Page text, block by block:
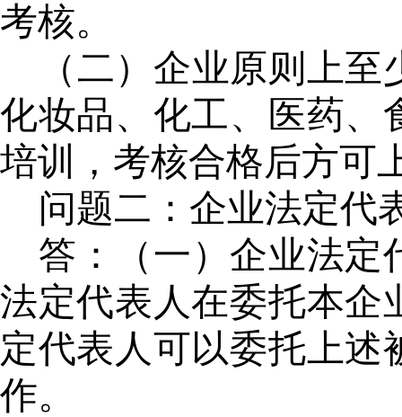
考核。
（二） 企业原则上至
化妆品、化工、医药、
培训，考核合格后方可
问题二：企业法定代
答：
（一）企业法定
法定代表人在委托本企
定代表人可以委托上述
作。